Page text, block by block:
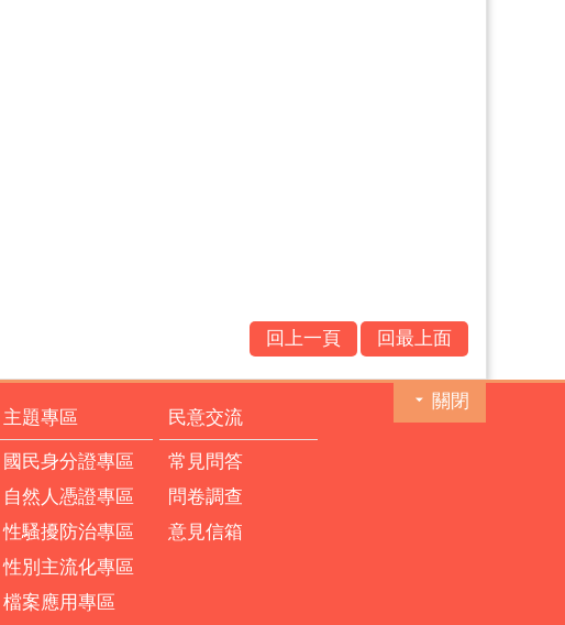
回上一頁 回最上面
關閉
主題專區
國民身分證專區
自然人憑證專區
性騷擾防治專區
性別主流化專區
檔案應用專區
民意交流
常見問答
問卷調查
意見信箱